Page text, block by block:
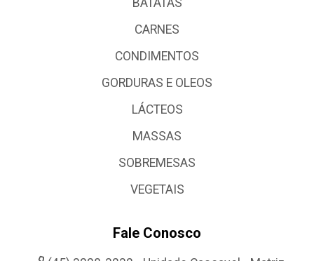
BATATAS
CARNES
CONDIMENTOS
GORDURAS E OLEOS
LÁCTEOS
MASSAS
SOBREMESAS
VEGETAIS
Fale Conosco